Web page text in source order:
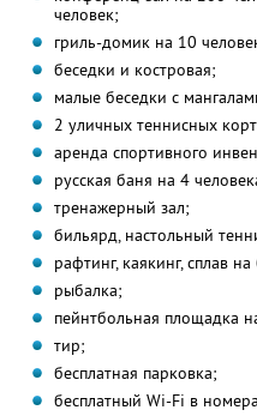
человек;
гриль-домик на 10
беседки и костровая;
малые беседки с
2 уличных теннисных
аренда спортивного
русская баня на 4
тренажерный зал;
бильярд, настольный
рафтинг, каякинг, сплав
рыбалка;
пейнтбольная площадка
тир;
бесплатная парковка;
бесплатный Wi-Fi в